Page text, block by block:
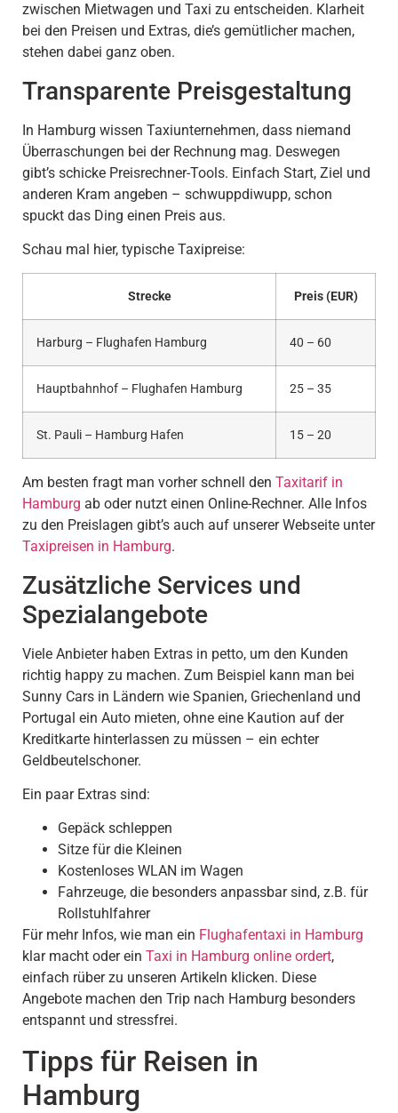
zwischen Mietwagen und Taxi zu entscheiden. Klarheit
bei den Preisen und Extras, die’s gemütlicher machen,
stehen dabei ganz oben.
Transparente Preisgestaltung
In Hamburg wissen Taxiunternehmen, dass niemand
Überraschungen bei der Rechnung mag. Deswegen
gibt’s schicke Preisrechner-Tools. Einfach Start, Ziel und
anderen Kram angeben – schwuppdiwupp, schon
spuckt das Ding einen Preis aus.
Schau mal hier, typische Taxipreise:
Strecke Preis (EUR)
Harburg – Flughafen Hamburg 40 – 60
Hauptbahnhof – Flughafen Hamburg 25 – 35
St. Pauli – Hamburg Hafen 15 – 20
Am besten fragt man vorher schnell den Taxitarif in
Hamburg ab oder nutzt einen Online-Rechner. Alle Infos
zu den Preislagen gibt’s auch auf unserer Webseite unter
Taxipreisen in Hamburg.
Zusätzliche Services und
Spezialangebote
Viele Anbieter haben Extras in petto, um den Kunden
richtig happy zu machen. Zum Beispiel kann man bei
Sunny Cars in Ländern wie Spanien, Griechenland und
Portugal ein Auto mieten, ohne eine Kaution auf der
Kreditkarte hinterlassen zu müssen – ein echter
Geldbeutelschoner.
Ein paar Extras sind:
Gepäck schleppen
Sitze für die Kleinen
Kostenloses WLAN im Wagen
Fahrzeuge, die besonders anpassbar sind, z.B. für
Rollstuhlfahrer
Für mehr Infos, wie man ein Flughafentaxi in Hamburg
klar macht oder ein Taxi in Hamburg online ordert,
einfach rüber zu unseren Artikeln klicken. Diese
Angebote machen den Trip nach Hamburg besonders
entspannt und stressfrei.
Tipps für Reisen in
Hamburg